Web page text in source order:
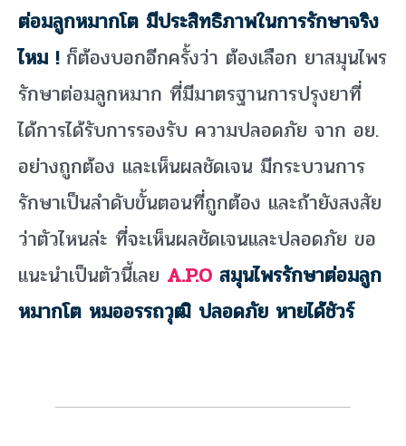
ต่อมลูกหมากโต มีประสิทธิภาพในการรักษาจริง
ไหม !ก็ต้องบอกอีกครั้งว่า ต้องเลือก ยาสมุนไพร
รักษาต่อมลูกหมาก ที่มีมาตรฐานการปรุงยาที่
ได้การได้รับการรองรับ ความปลอดภัย จาก อย.
อย่างถูกต้อง และเห็นผลชัดเจน มีกระบวนการ
รักษาเป็นลำดับขั้นตอนที่ถูกต้อง และถ้ายังสงสัย
ว่าตัวไหนล่ะ ที่จะเห็นผลชัดเจนและปลอดภัย ขอ
แนะนำเป็นตัวนี้เลย A.P.O สมุนไพรรักษาต่อมลูก
หมากโต หมออรรถวุฒิ ปลอดภัย หายได้ชัวร์